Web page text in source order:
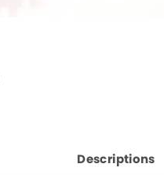
Descriptions